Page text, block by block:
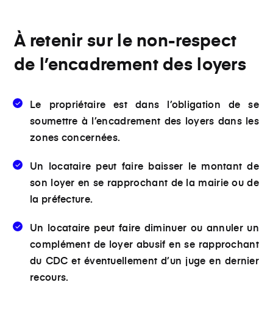
À retenir sur le non-respect
de l’encadrement des loyers
Le propriétaire est dans l’obligation de se
soumettre à l’encadrement des loyers dans les
zones concernées.
Un locataire peut faire baisser le montant de
son loyeren se rapprochant de la mairie ou de
la préfecture.
Un locataire peut faire diminuer ou annuler un
complément de loyer abusif en se rapprochant
du CDC et éventuellement d’un juge en dernier
recours.